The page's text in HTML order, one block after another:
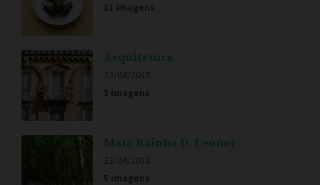
11 imagens
Arquitetura
23/04/2018
5 imagens
Mata Rainha D. Leonor
23/04/2018
5 imagens